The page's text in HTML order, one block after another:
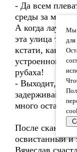
- Да всем
среды за
А когда
эта улица
кстати, какая
устроенного?
рубаха!
- Выходит, до
задерживайте
много
После
освистанный и
Вячеслав
Мы